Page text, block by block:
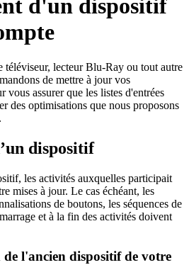
d'un dispositif
téléviseur, lecteur Blu-Ray ou tout autre
de mettre à jour vos
vous assurer que les listes d'entrées
des optimisations que nous proposons
dispositif
les activités auxquelles participait
mises à jour. Le cas échéant, les
de boutons, les séquences de
et à la fin des activités doivent
l'ancien dispositif de votre